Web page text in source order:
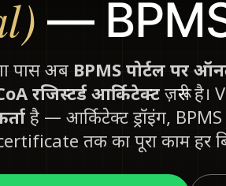
— BPMS
पास अब BPMS पोर्टल पर
रजिस्टर्ड आर्किटेक्ट ज़रूरी
है — आर्किटेक्ट ड्रॉइंग,
तक का पूरा काम हर